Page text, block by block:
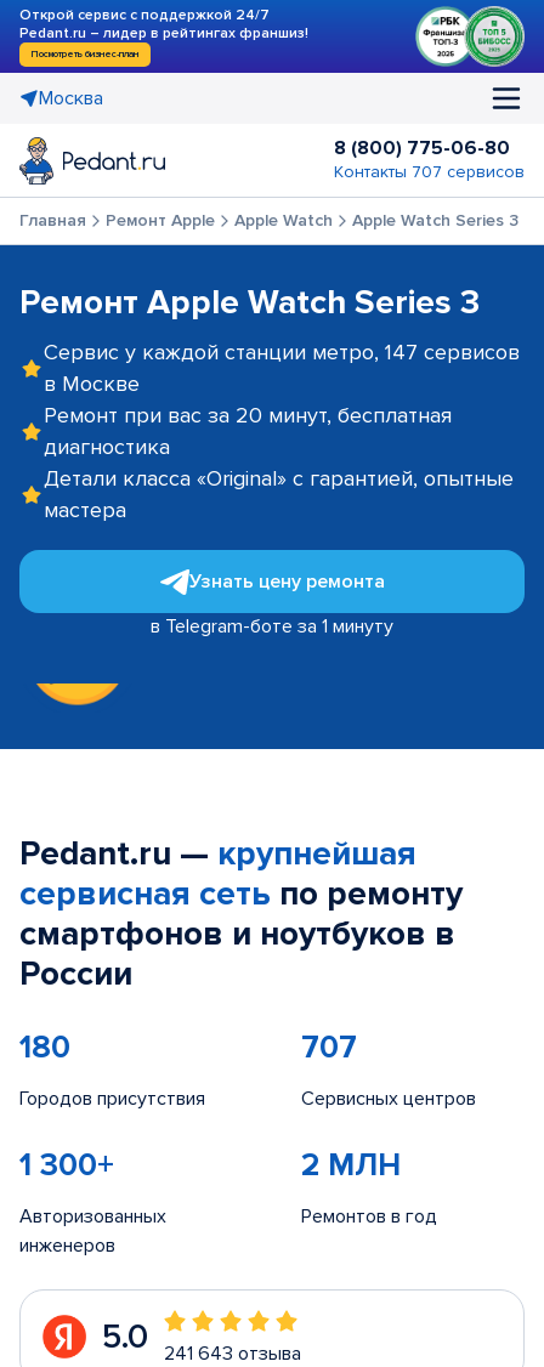
Открой сервис с поддержкой 24/7
Pedant.ru – лидер в рейтингах франшиз!
Посмотреть бизнес-план
Москва
8 (800) 775-06-80
Контакты 707 сервисов
Главная Ремонт Apple Apple Watch Apple Watch Series 3
Ремонт Apple Watch Series 3
Сервис у каждой станции метро, 147 сервисов
в Москве
Ремонт при вас за 20 минут, бесплатная
диагностика
Детали класса «Original» с гарантией, опытные
мастера
Узнать цену ремонта
в Telegram-боте за 1 минуту
Pedant.ru — крупнейшая
сервисная сеть по ремонту
смартфонов и ноутбуков в
России
180
Городов присутствия
707
Сервисных центров
1 300+
Авторизованных
инженеров
2 МЛН
Ремонтов в год
5.0 241 643 отзыва